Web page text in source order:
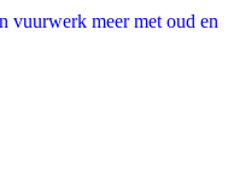
vuurwerk meer met oud en